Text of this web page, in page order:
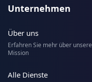
Unternehmen
Über uns
Erfahren Sie mehr über unsere
Mission
Alle Dienste